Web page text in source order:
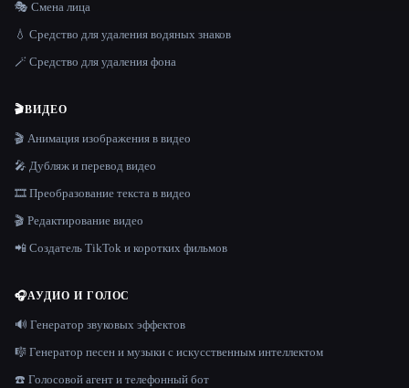
🎭 Смена лица
💧 Средство для удаления водяных знаков
🪄 Средство для удаления фона
🎬ВИДЕО
🎬 Анимация изображения в видео
🎤 Дубляж и перевод видео
🎞️ Преобразование текста в видео
🎬 Редактирование видео
📲 Создатель TikTok и коротких фильмов
🎧АУДИО И ГОЛОС
🔊 Генератор звуковых эффектов
🎼 Генератор песен и музыки с искусственным интеллектом
☎️ Голосовой агент и телефонный бот